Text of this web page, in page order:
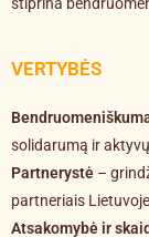
stiprina
VERTYBĖS
solidarumą ir
Partnerystė –
partneriais
Atsakomybė ir